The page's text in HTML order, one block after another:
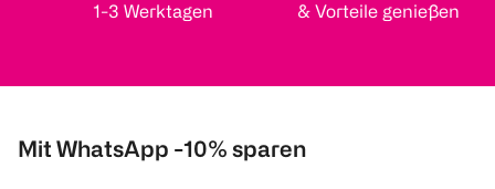
1-3 Werktagen
& Vorteile genießen
Mit WhatsApp -10% sparen